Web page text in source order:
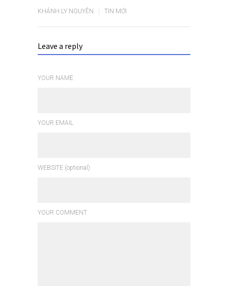
KHÁNH LY NGUYỄN TIN MỚI
Leave a reply
YOUR NAME
YOUR EMAIL
WEBSITE (optional)
YOUR COMMENT